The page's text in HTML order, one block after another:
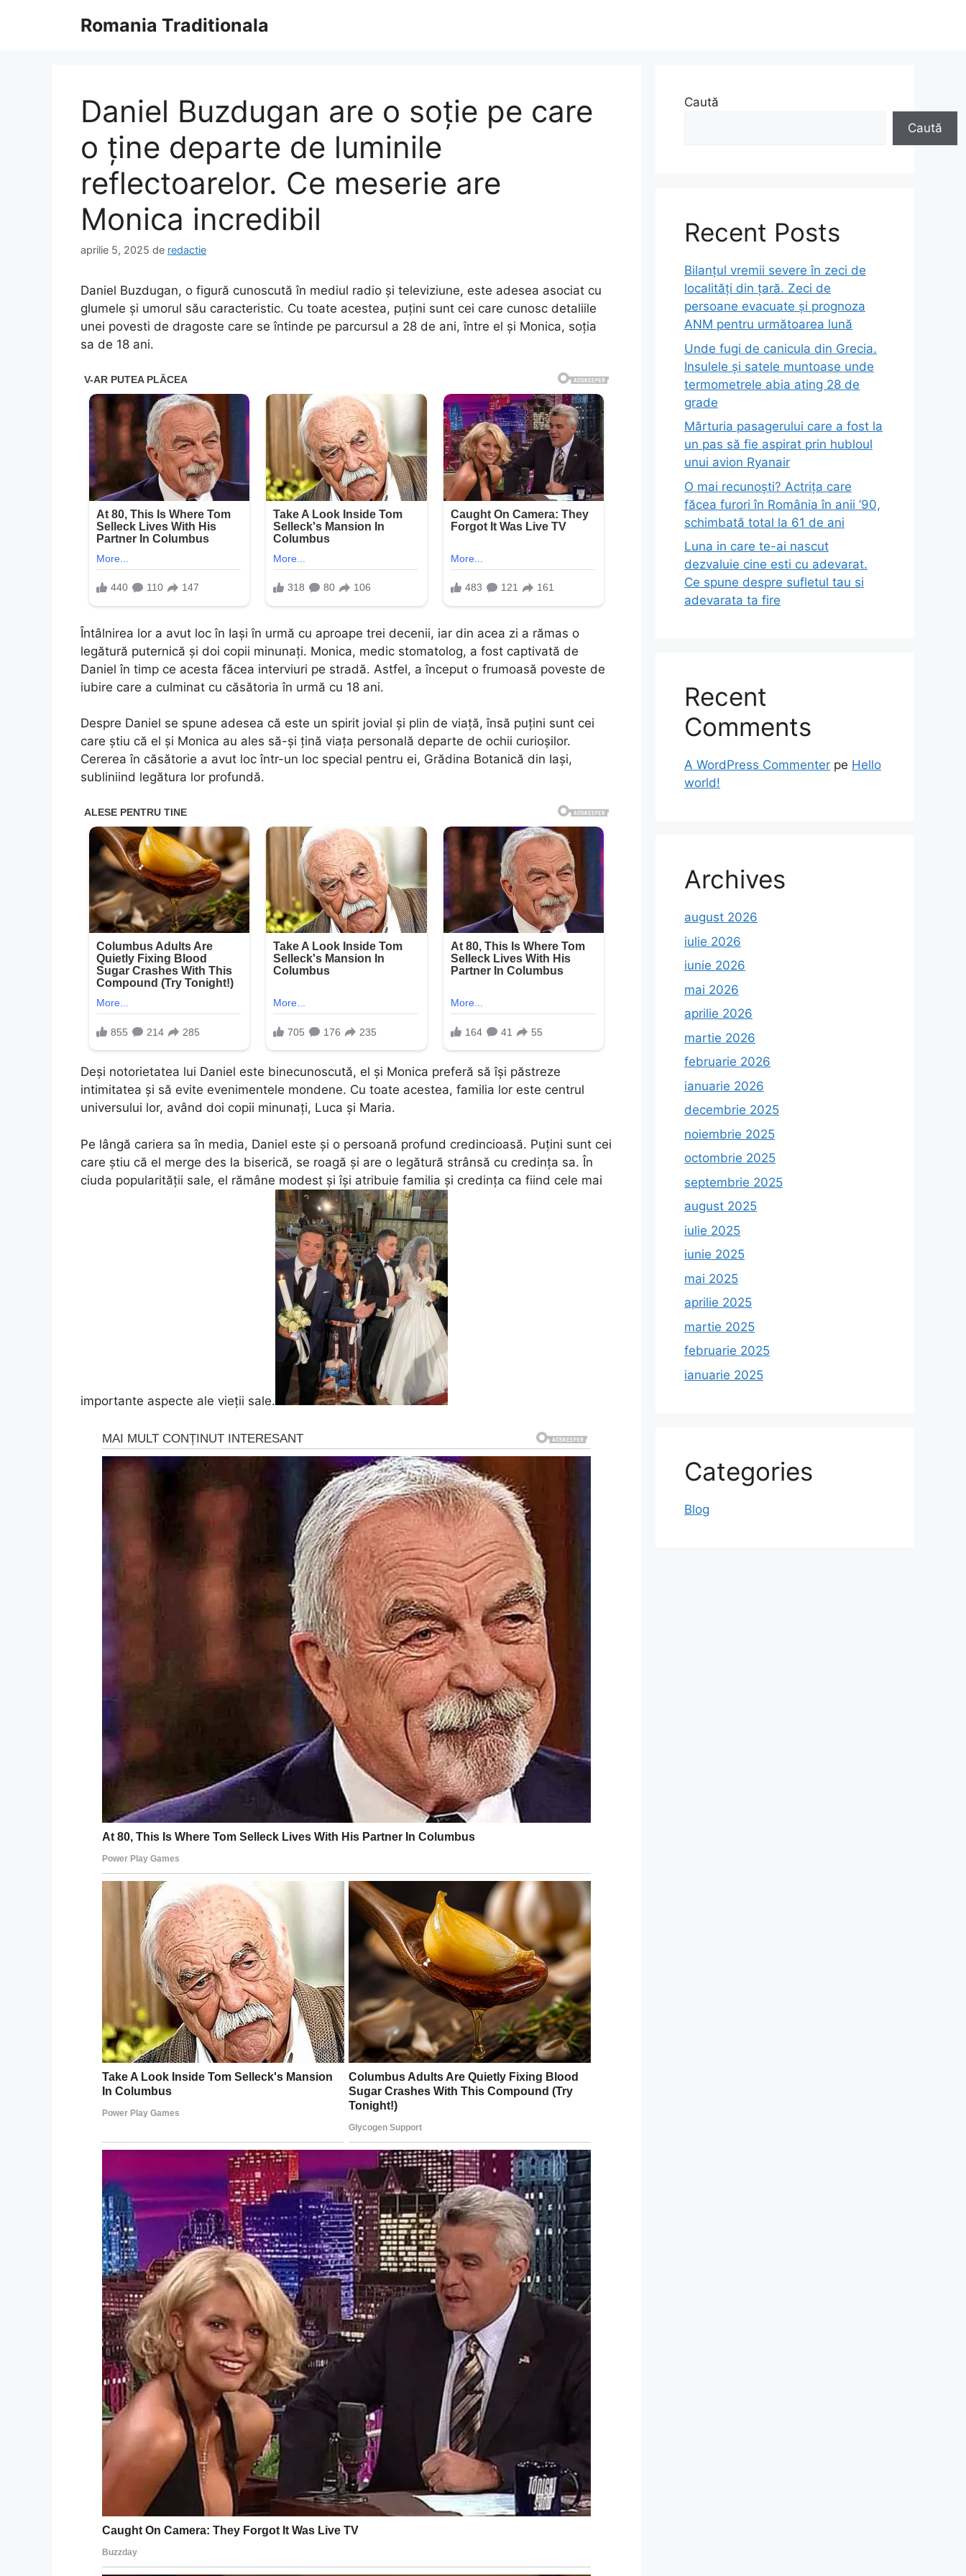
Romania Traditionala
Daniel Buzdugan are o soție pe care
o ține departe de luminile
reflectoarelor. Ce meserie are
Monica incredibil
aprilie 5, 2025 de redactie
Daniel Buzdugan, o figură cunoscută în mediul radio și televiziune, este adesea asociat cu
glumele și umorul său caracteristic. Cu toate acestea, puțini sunt cei care cunosc detaliile
unei povesti de dragoste care se întinde pe parcursul a 28 de ani, între el și Monica, soția
sa de 18 ani.
Întâlnirea lor a avut loc în Iași în urmă cu aproape trei decenii, iar din acea zi a rămas o
legătură puternică și doi copii minunați. Monica, medic stomatolog, a fost captivată de
Daniel în timp ce acesta făcea interviuri pe stradă. Astfel, a început o frumoasă poveste de
iubire care a culminat cu căsătoria în urmă cu 18 ani.
Despre Daniel se spune adesea că este un spirit jovial și plin de viață, însă puțini sunt cei
care știu că el și Monica au ales să-și țină viața personală departe de ochii curioșilor.
Cererea în căsătorie a avut loc într-un loc special pentru ei, Grădina Botanică din Iași,
subliniind legătura lor profundă.
Deși notorietatea lui Daniel este binecunoscută, el și Monica preferă să își păstreze
intimitatea și să evite evenimentele mondene. Cu toate acestea, familia lor este centrul
universului lor, având doi copii minunați, Luca și Maria.
Pe lângă cariera sa în media, Daniel este și o persoană profund credincioasă. Puțini sunt cei
care știu că el merge des la biserică, se roagă și are o legătură strânsă cu credința sa. În
ciuda popularității sale, el rămâne modest și își atribuie familia și credința ca fiind cele mai
importante aspecte ale vieții sale.
Caută
Caută
Recent Posts
Bilanțul vremii severe în zeci de
localități din țară. Zeci de
persoane evacuate și prognoza
ANM pentru următoarea lună
Unde fugi de canicula din Grecia.
Insulele și satele muntoase unde
termometrele abia ating 28 de
grade
Mărturia pasagerului care a fost la
un pas să fie aspirat prin hubloul
unui avion Ryanair
O mai recunoști? Actrița care
făcea furori în România în anii ’90,
schimbată total la 61 de ani
Luna in care te-ai nascut
dezvaluie cine esti cu adevarat.
Ce spune despre sufletul tau si
adevarata ta fire
Recent
Comments
A WordPress Commenter pe Hello
world!
Archives
august 2026
iulie 2026
iunie 2026
mai 2026
aprilie 2026
martie 2026
februarie 2026
ianuarie 2026
decembrie 2025
noiembrie 2025
octombrie 2025
septembrie 2025
august 2025
iulie 2025
iunie 2025
mai 2025
aprilie 2025
martie 2025
februarie 2025
ianuarie 2025
Categories
Blog